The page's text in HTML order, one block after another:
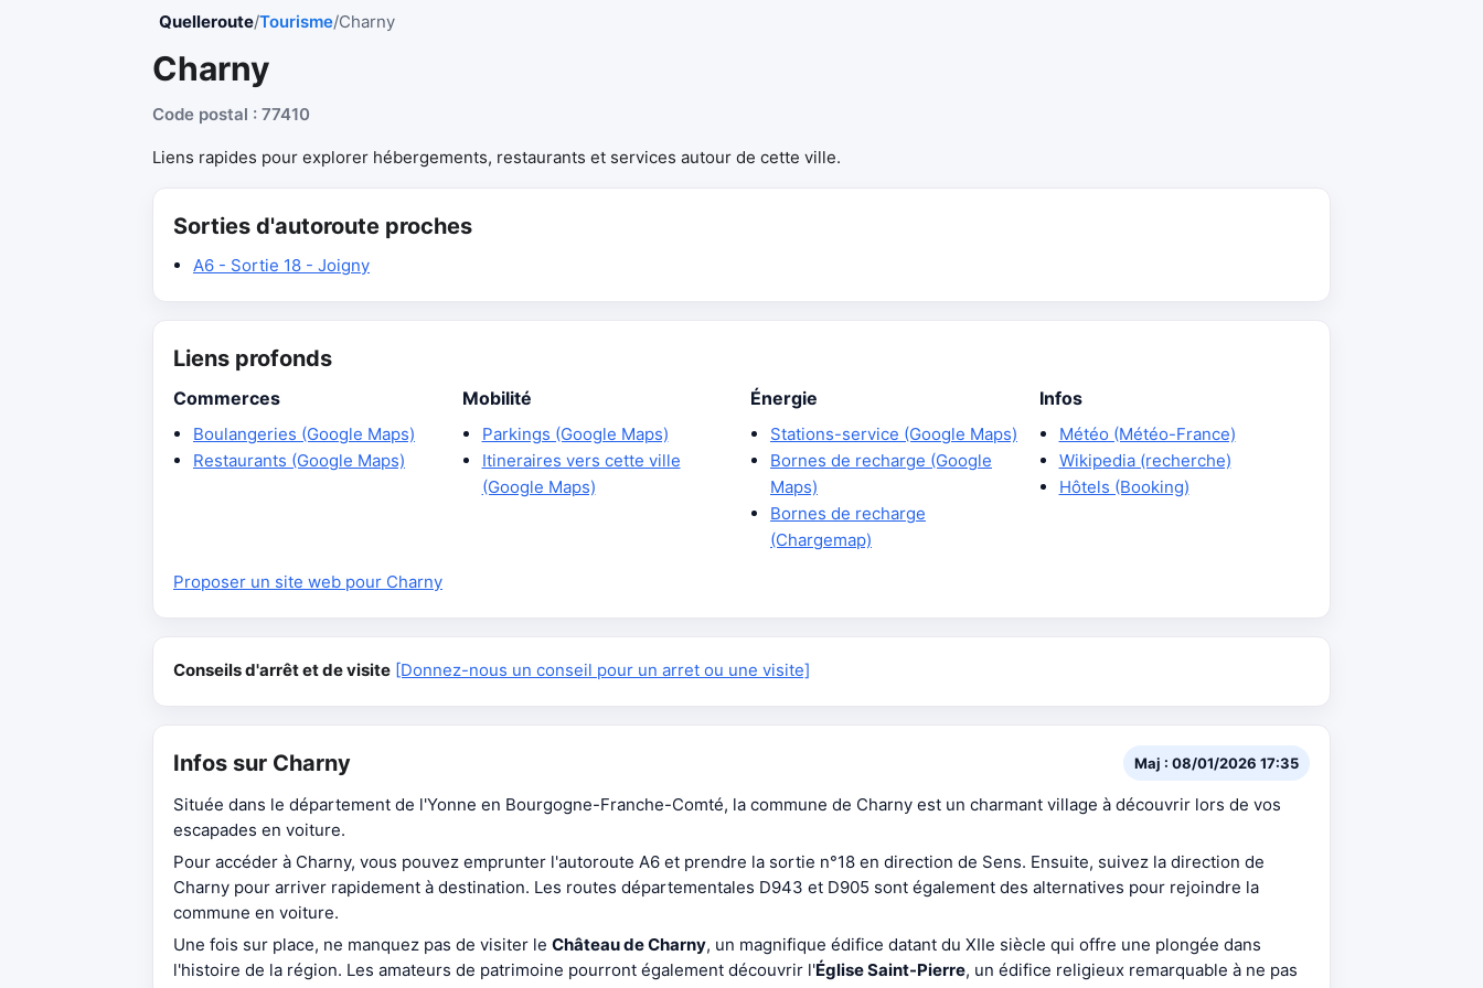
Quelleroute/Tourisme/Charny
Charny
Code postal : 77410
Liens rapides pour explorer hébergements, restaurants et services autour de cette ville.
Sorties d'autoroute proches
A6 - Sortie 18 - Joigny
Liens profonds
Commerces
Boulangeries (Google Maps)
Restaurants (Google Maps)
Mobilité
Parkings (Google Maps)
Itineraires vers cette ville
(Google Maps)
Énergie
Stations-service (Google Maps)
Bornes de recharge (Google
Maps)
Bornes de recharge
(Chargemap)
Infos
Météo (Météo-France)
Wikipedia (recherche)
Hôtels (Booking)
Proposer un site web pour Charny
Conseils d'arrêt et de visite [Donnez-nous un conseil pour un arret ou une visite]
Infos sur Charny Maj : 08/01/2026 17:35
Située dans le département de l'Yonne en Bourgogne-Franche-Comté, la commune de Charny est un charmant village à découvrir lors de vos
escapades en voiture.
Pour accéder à Charny, vous pouvez emprunter l'autoroute A6 et prendre la sortie n°18 en direction de Sens. Ensuite, suivez la direction de
Charny pour arriver rapidement à destination. Les routes départementales D943 et D905 sont également des alternatives pour rejoindre la
commune en voiture.
Une fois sur place, ne manquez pas de visiter le Château de Charny, un magnifique édifice datant du XIIe siècle qui offre une plongée dans
l'histoire de la région. Les amateurs de patrimoine pourront également découvrir l'Église Saint-Pierre, un édifice religieux remarquable à ne pas